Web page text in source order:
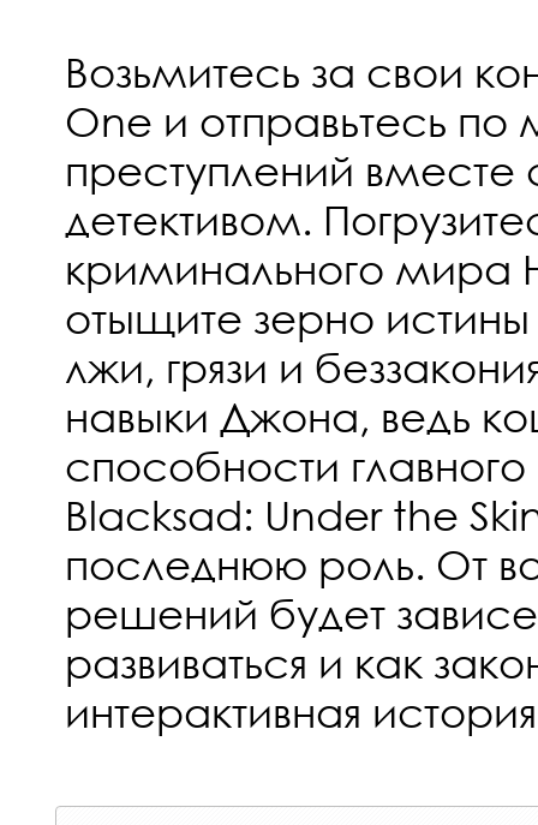
Возьмитесь за свои
One и отправьтесь
преступлений
детективом.
криминального мира
отыщите зерно
лжи, грязи и
навыки Джона, ведь
способности главного
Blacksad: Under the
последнюю роль. От
решений будет
развиваться и как
интерактивная